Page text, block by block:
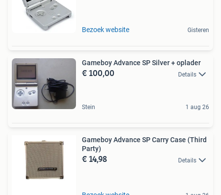
Bezoek website Gisteren
Gameboy Advance SP Silver + oplader
€ 100,00 Details
Stein 1 aug 26
Gameboy Advance SP Carry Case (Third
Party)
€ 14,98 Details